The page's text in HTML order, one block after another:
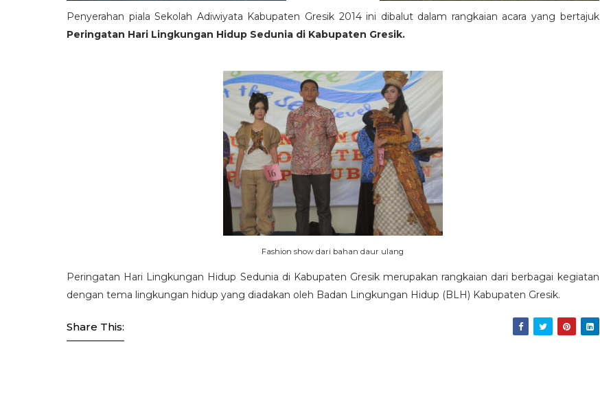
Penyerahan piala Sekolah Adiwiyata Kabupaten Gresik 2014 ini dibalut dalam rangkaian acara yang bertajuk
Peringatan Hari Lingkungan Hidup Sedunia di Kabupaten Gresik.
Fashion show dari bahan daur ulang
Peringatan Hari Lingkungan Hidup Sedunia di Kabupaten Gresik merupakan rangkaian dari berbagai kegiatan
dengan tema lingkungan hidup yang diadakan oleh Badan Lingkungan Hidup (BLH) Kabupaten Gresik.
Share This: